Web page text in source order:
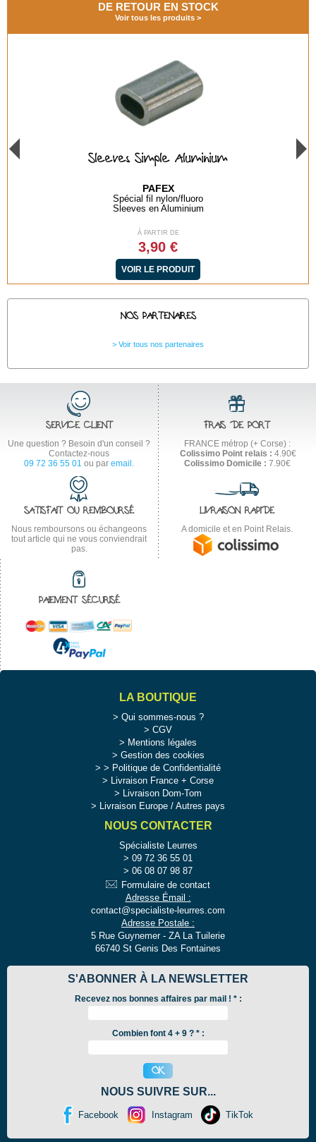
DE RETOUR EN STOCK
Voir tous les produits
Aluminium Pike
NOS PARTENAIRES
Voir tous nos partenaires
SERVICE CLIENT
Une question ? Besoin d'un conseil ?
Contactez-nous
09 72 36 55 01 ou par email .
FRAIS DE PORT
FRANCE métrop (+ Corse) :
Colissimo Point relais : 4.90€
Colissimo Domicile : 7.90€
SATISFAIT OU REMBOURSÉ
Nous remboursons ou échangeons
tout article qui ne vous conviendrait
pas.
LIVRAISON RAPIDE
A domicile et en Point Relais.
PAIEMENT SÉCURISÉ
LA BOUTIQUE
Qui sommes-nous ?
CGV
Mentions légales
Gestion des cookies
>
Politique de Confidentialité
Livraison France + Corse
Livraison Dom-Tom
Livraison Europe / Autres pays
NOUS CONTACTER
Spécialiste Leurres
09 72 36 55 01
06 08 07 98 87
Formulaire de contact
Adresse Émail :
contact@specialiste-leurres.com
Adresse Postale :
5 Rue Guynemer - ZA La Tuilerie
66740 St Genis Des Fontaines
S'ABONNER À LA NEWSLETTER
Recevez nos bonnes affaires par mail ! *:
Combien font 4 + 9 ? * :
NOUS SUIVRE SUR...
Facebook Instagram TikTok